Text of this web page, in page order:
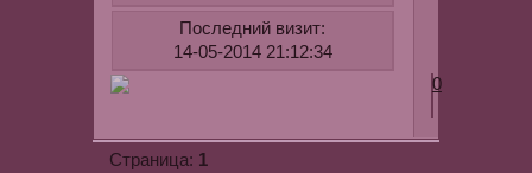
Последний визит:
14-05-2014 21:12:34
0
Страница: 1